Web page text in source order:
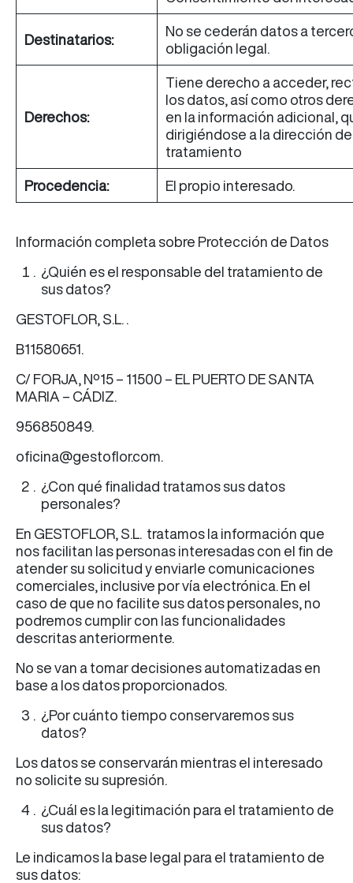
Destinatarios:
No se cederán datos a
obligación legal.
Derechos:
Tiene derecho a acceder,
los datos, así como otros
en la información adicional,
dirigiéndose a la dirección
tratamiento
Procedencia: El propio interesado.
Información completa sobre Protección de Datos
¿Quién es el responsable del tratamiento de
sus datos?
GESTOFLOR, S.L. .
B11580651.
C/ FORJA, Nº15 – 11500 – EL PUERTO DE SANTA
MARIA – CÁDIZ.
956850849.
oficina@gestoflor.com.
¿Con qué finalidad tratamos sus datos
personales?
En GESTOFLOR, S.L. tratamos la información que
nos facilitan las personas interesadas con el fin de
atender su solicitud y enviarle comunicaciones
comerciales, inclusive por vía electrónica. En el
caso de que no facilite sus datos personales, no
podremos cumplir con las funcionalidades
descritas anteriormente.
No se van a tomar decisiones automatizadas en
base a los datos proporcionados.
¿Por cuánto tiempo conservaremos sus
datos?
Los datos se conservarán mientras el interesado
no solicite su supresión.
¿Cuál es la legitimación para el tratamiento de
sus datos?
Le indicamos la base legal para el tratamiento de
sus datos: